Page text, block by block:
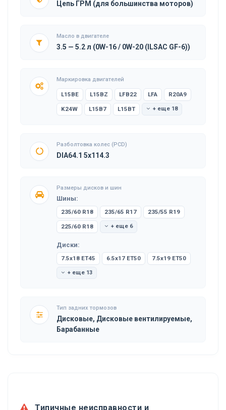
Цепь ГРМ (для большинства моторов)
Масло в двигателе
3.5 — 5.2 л (0W-16 / 0W-20 (ILSAC GF-6))
Маркировка двигателей
L15BE L15BZ LFB22 LFA R20A9
K24W L15B7 L15BT + еще 18
Разболтовка колес (PCD)
DIA64.1 5x114.3
Размеры дисков и шин
Шины:
235/60 R18 235/65 R17 235/55 R19
225/60 R18 + еще 6
Диски:
7.5x18 ET45 6.5x17 ET50 7.5x19 ET50
+ еще 13
Тип задних тормозов
Дисковые, Дисковые вентилируемые,
Барабанные
Типичные неисправности и